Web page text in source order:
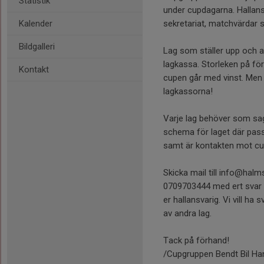
Kalender
Bildgalleri
Kontakt
under cupdagarna.
sekretariat, matchvärdar
Lag som ställer upp och
lagkassa. Storleken på
cupen går med vinst.
lagkassorna!
Varje lag behöver som
schema för laget där
samt är kontakten mot
Skicka mail till
0709703444 med ert
er hallansvarig. Vi vill ha
av andra lag.
Tack på förhand!
/Cupgruppen Bendt Bil